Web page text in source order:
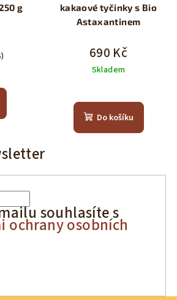
g
kakaové tyčinky s Bio
Astaxantinem
690 Kč
Skladem
hodnocení
produktu
hvězdiček.
Do košíku
souhlasíte s
ochrany osobních